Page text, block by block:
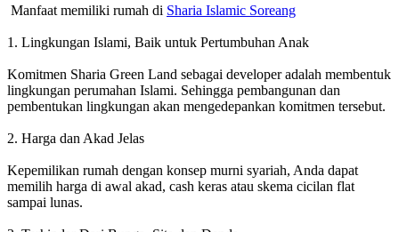
Manfaat memiliki rumah di Sharia Islamic Soreang
1. Lingkungan Islami, Baik untuk Pertumbuhan Anak
Komitmen Sharia Green Land sebagai developer adalah membentuk
lingkungan perumahan Islami. Sehingga pembangunan dan
pembentukan lingkungan akan mengedepankan komitmen tersebut.
2. Harga dan Akad Jelas
Kepemilikan rumah dengan konsep murni syariah, Anda dapat
memilih harga di awal akad, cash keras atau skema cicilan flat
sampai lunas.